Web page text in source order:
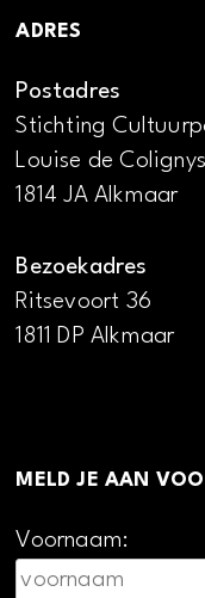
ADRES
Postadres
Stichting
Louise de
1814 JA Alkmaar
Bezoekadres
Ritsevoort 36
1811 DP Alkmaar
MELD JE AAN
Voornaam: